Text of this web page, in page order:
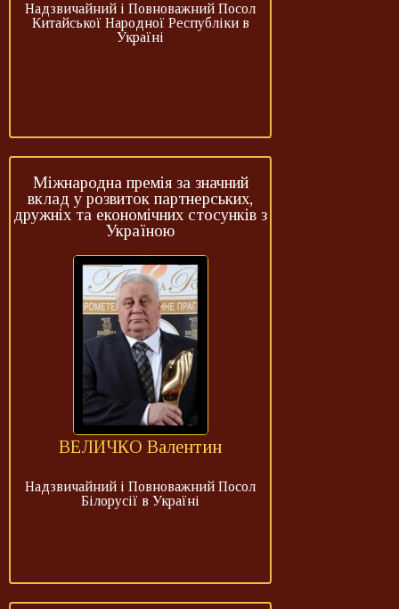
Надзвичайний і Повноважний Посол
Китайської Народної Республіки в
Україні
Міжнародна премія за значний
вклад у розвиток партнерських,
дружніх та економічних стосунків з
Україною
ВЕЛИЧКО Валентин
Надзвичайний і Повноважний Посол
Білорусії в Україні